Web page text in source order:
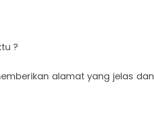
?
alamat yang jelas dan